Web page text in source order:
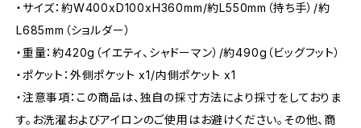
・サイズ：約W400xD100xH360mm/約L550mm（持ち手）/約
L685mm（ショルダー）
・重量：約420g（イエティ、シャドーマン）/約490g（ビッグフット）
・ポケット：外側ポケット x1/内側ポケット x1
・注意事項：この商品は、独自の採寸方法により採寸をしておりま
す。お洗濯およびアイロンのご使用はお避けください。その他、商